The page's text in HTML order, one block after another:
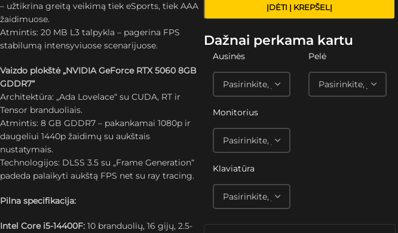
– užtikrina greitą veikimą tiek eSports, tiek AAA
žaidimuose.
Atmintis: 20 MB L3 talpykla – pagerina FPS
stabilumą intensyviuose scenarijuose.
Vaizdo plokštė „NVIDIA GeForce RTX 5060 8GB
GDDR7“
Architektūra: „Ada Lovelace“ su CUDA, RT ir
Tensor branduoliais.
Atmintis: 8 GB GDDR7 – pakankamai 1080p ir
daugeliui 1440p žaidimų su aukštais
nustatymais.
Technologijos: DLSS 3.5 su „Frame Generation“
padeda palaikyti aukštą FPS net su ray tracing.
Pilna specifikacija:
Intel Core i5-14400F: 10 branduolių, 16 gijų, 2.5-
ĮDĖTI Į KREPŠELĮ
Dažnai perkama kartu
Ausinės Pelė
Monitorius
Klaviatūra